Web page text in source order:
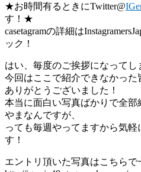
★お時間有るときにTwitter@
す！★
casetagramの詳細は
ック！
はい、毎度のご挨拶になってし
今回はここで紹介できなかっ
ありがとうございました！
本当に面白い写真ばかりで全部
やまなんですが、
っても毎週やってますから気
す！
エントリ頂いた写真はこちらで